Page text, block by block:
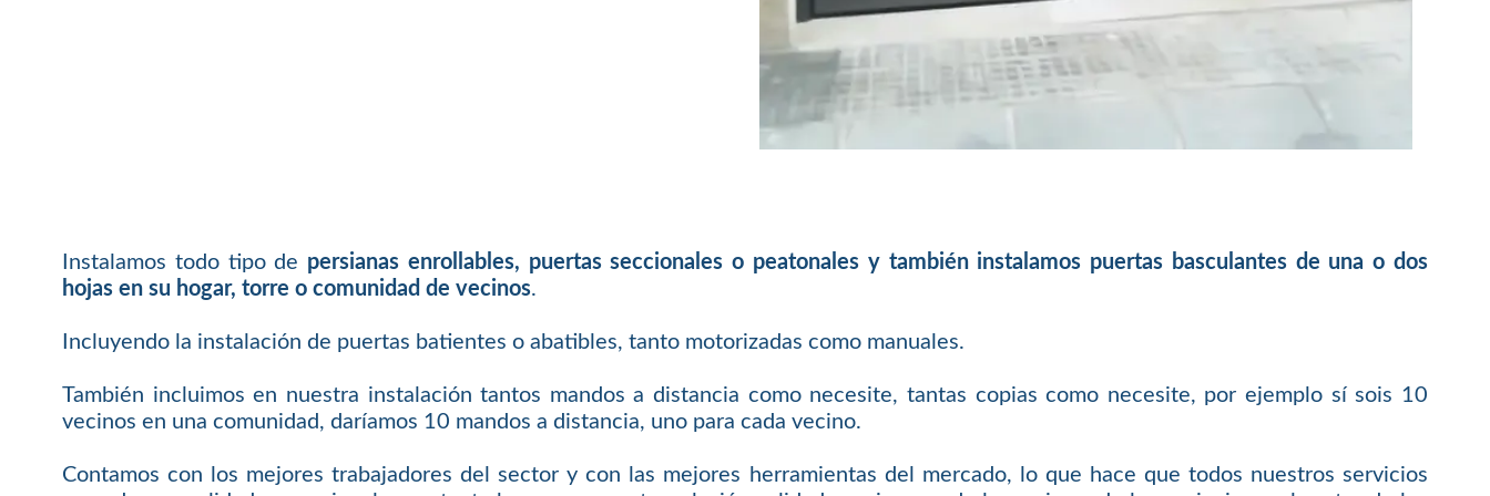
Instalamos todo tipo de persianas enrollables, puertas seccionales o peatonales y también instalamos puertas basculantes de una o dos
hojas en su hogar, torre o comunidad de vecinos.
Incluyendo la instalación de puertas batientes o abatibles, tanto motorizadas como manuales.
También incluimos en nuestra instalación tantos mandos a distancia como necesite, tantas copias como necesite, por ejemplo sí sois 10
vecinos en una comunidad, daríamos 10 mandos a distancia, uno para cada vecino.
Contamos con los mejores trabajadores del sector y con las mejores herramientas del mercado, lo que hace que todos nuestros servicios